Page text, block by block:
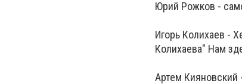
Юрий Рожков -
Игорь Колихаев -
Колихаева" Нам
Артем Кияновский